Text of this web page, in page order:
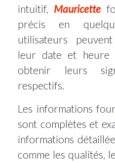
intuitif, Mauricette
précis en
utilisateurs
leur date et heure
obtenir leurs
respectifs.
Les informations
sont complètes et
informations
comme les qualités,